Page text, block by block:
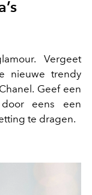
Vergeet
nieuwe trendy
Geef een
eens een
te dragen.